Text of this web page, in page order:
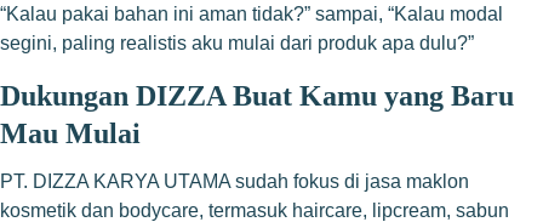
“Kalau pakai bahan ini aman tidak?” sampai, “Kalau modal
segini, paling realistis aku mulai dari produk apa dulu?”
Dukungan DIZZA Buat Kamu yang Baru
Mau Mulai
PT. DIZZA KARYA UTAMA sudah fokus di jasa maklon
kosmetik dan bodycare, termasuk haircare, lipcream, sabun